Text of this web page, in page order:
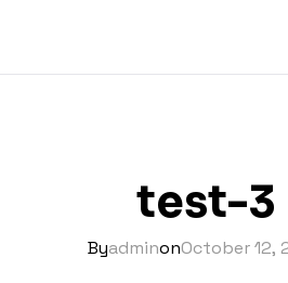
test-3
ByadminonOctober 12,